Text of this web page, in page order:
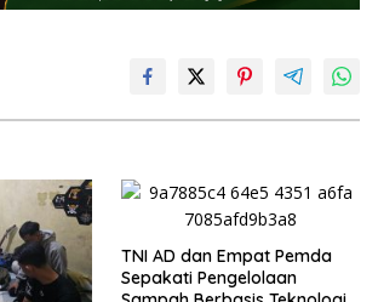
TNI AD dan Empat Pemda
Sepakati Pengelolaan